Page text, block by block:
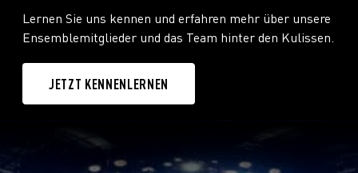
Gerösteter Kaffee.
Lernen Sie uns kennen und erfahren mehr über unsere
Ensemblemitglieder und das Team hinter den Kulissen.
JETZT KENNENLERNEN